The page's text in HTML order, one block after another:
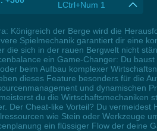
LCtrl+Num 1
Königreich der Berge wird die
Spielmechanik garantiert dir eine
die sich in der rauen Bergwelt nicht
ein Game-Changer: Du
beim Aufbau komplexer
dieses Feature besonders für die
und dynamischen
du die Wirtschaftsmechaniken
Der Cheat-like Vorteil? Du
wie Stein oder Werkzeuge
ein flüssiger Flow der deine